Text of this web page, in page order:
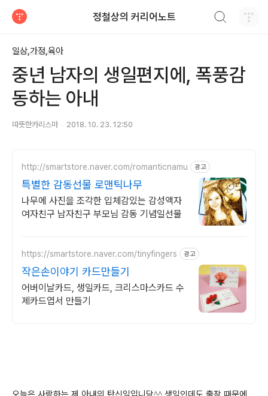
정철상의 커리어노트
일상,가정,육아
중년 남자의 생일편지에, 폭풍감
동하는 아내
따뜻한카리스마 2018. 10. 23. 12:50
http://smartstore.naver.com/romanticnamu 광고
특별한 감동선물 로맨틱나무
나무에 사진을 조각한 입체감있는 감성액자
여자친구 남자친구 부모님 감동 기념일선물
https://smartstore.naver.com/tinyfingers 광고
작은손이야기 카드만들기
어버이날카드, 생일카드, 크리스마스카드 수
제카드엽서 만들기